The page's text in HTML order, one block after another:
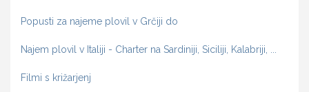
Popusti za najeme plovil v Grčiji do
Najem plovil v Italiji - Charter na Sardiniji, Siciliji, Kalabriji, ...
Filmi s križarjenj